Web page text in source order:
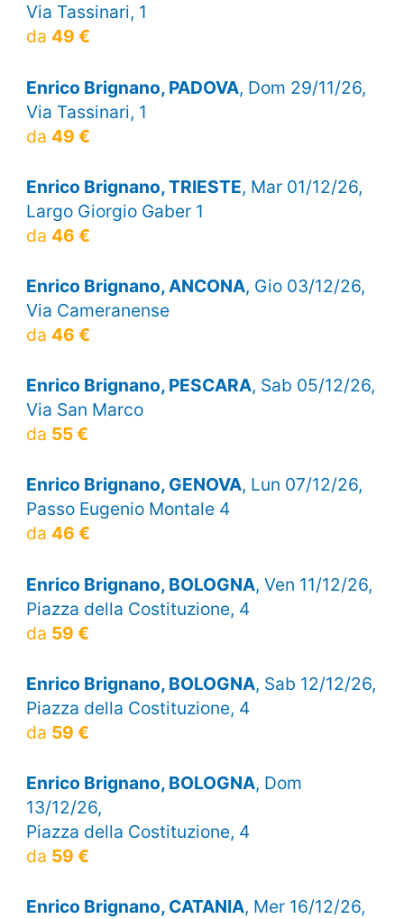
Via Tassinari, 1
da 49 €
Enrico Brignano, PADOVA, Dom 29/11/26,
Via Tassinari, 1
da 49 €
Enrico Brignano, TRIESTE, Mar 01/12/26,
Largo Giorgio Gaber 1
da 46 €
Enrico Brignano, ANCONA, Gio 03/12/26,
Via Cameranense
da 46 €
Enrico Brignano, PESCARA, Sab 05/12/26,
Via San Marco
da 55 €
Enrico Brignano, GENOVA, Lun 07/12/26,
Passo Eugenio Montale 4
da 46 €
Enrico Brignano, BOLOGNA, Ven 11/12/26,
Piazza della Costituzione, 4
da 59 €
Enrico Brignano, BOLOGNA, Sab 12/12/26,
Piazza della Costituzione, 4
da 59 €
Enrico Brignano, BOLOGNA, Dom
13/12/26,
Piazza della Costituzione, 4
da 59 €
Enrico Brignano, CATANIA, Mer 16/12/26,